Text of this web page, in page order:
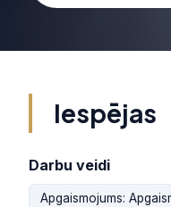
Iespējas
Darbu veidi
Apgaismojums: